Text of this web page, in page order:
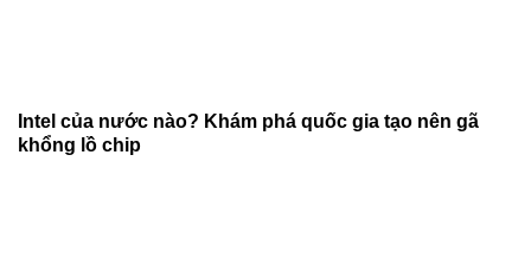
Intel của nước nào? Khám phá quốc gia tạo nên gã
khổng lồ chip